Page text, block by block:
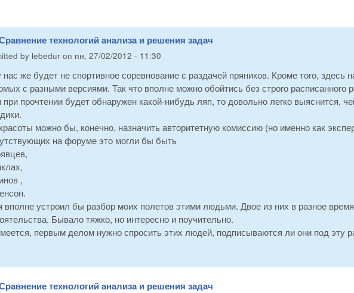
технологий анализа и решения задач
by lebedur on пн, 27/02/2012 - 11:30
нас же будет не спортивное соревнование с раздачей пряников. Кроме того, здесь
с разными версиями. Так что вполне можно обойтись без строго расписанного
при прочтении будет обнаружен какой-нибудь ляп, то довольно легко выяснится,
можно бы, конечно, назначить авторитетную комиссию (но именно как
на форуме это могли бы быть
,
вполне устроил бы разбор моих полетов этими людьми. Двое из них в разное
Бывало тяжко, но интересно и поучительно.
первым делом нужно спросить этих людей, подписываются ли они под эту
технологий анализа и решения задач